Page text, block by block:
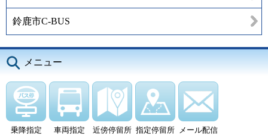
鈴鹿市C-BUS
メニュー
乗降指定 車両指定 近傍停留所 指定停留所 メール配信